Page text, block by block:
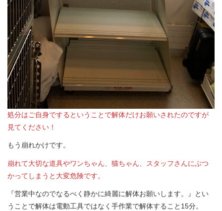
処分はご自身でするということで解体だけお願いされたのですが
見てください！
もう崩れかけです。
崩れて大切な道具やワンちゃん、猫ちゃん、スタッフさんにぶつ
かってしまうと大変危険です。
『営業中なのでなるべく静かに綺麗に解体お願いします。』とい
うことで解体は電動工具ではなく手作業で解体すること15分。